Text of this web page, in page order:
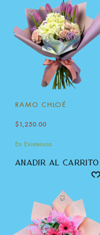
RAMO CHLOÉ
$1,250.00
En Existencia
añadir al carrito